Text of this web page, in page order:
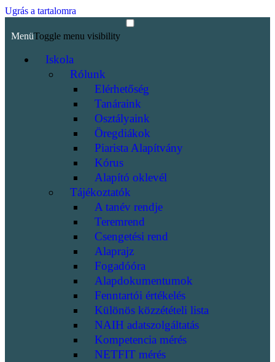
Ugrás a tartalomra
MenüToggle menu visibility
Iskola
Rólunk
Elérhetőség
Tanáraink
Osztályaink
Öregdiákok
Piarista Alapítvány
Kórus
Alapító oklevél
Tájékoztatók
A tanév rendje
Teremrend
Csengetési rend
Alaprajz
Fogadóóra
Alapdokumentumok
Fenntartói értékelés
Különös közzétételi lista
NAIH adatszolgáltatás
Kompetencia mérés
NETFIT mérés